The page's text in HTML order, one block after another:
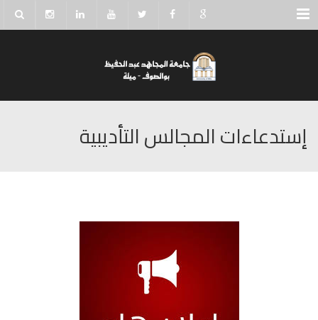
Menu
إستدعاءات المجالس التأديبية